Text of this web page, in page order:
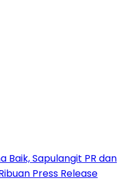
Baik, Sapulangit PR dan
Press Release